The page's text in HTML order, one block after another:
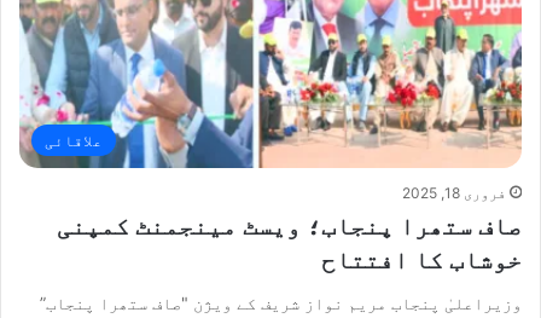
علاقائی
فروری 18, 2025
صاف ستھرا پنجاب؛ ویسٹ مینجمنٹ کمپنی
خوشاب کا افتتاح
وزیراعلیٰ پنجاب مریم نواز شریف کے ویژن "صاف ستھرا پنجاب”